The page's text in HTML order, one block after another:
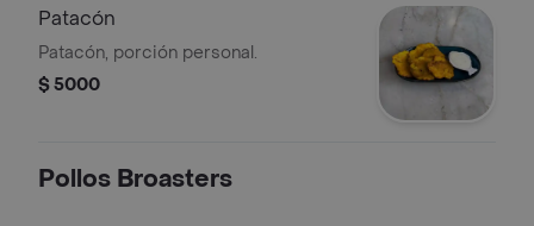
Patacón
Patacón, porción personal.
$ 5000
Pollos Broasters